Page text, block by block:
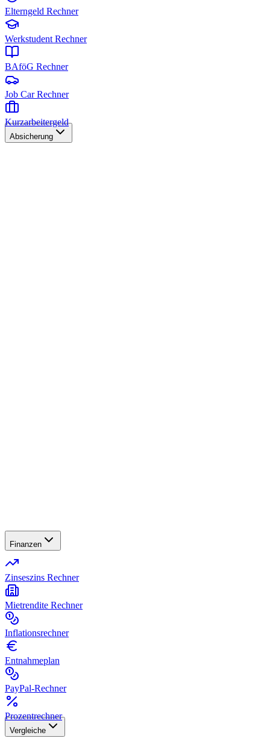
Elterngeld Rechner
Werkstudent Rechner
BAföG Rechner
Job Car Rechner
Kurzarbeitergeld
Absicherung
Finanzen
Zinseszins Rechner
Mietrendite Rechner
Inflationsrechner
Entnahmeplan
PayPal-Rechner
Prozentrechner
Vergleiche